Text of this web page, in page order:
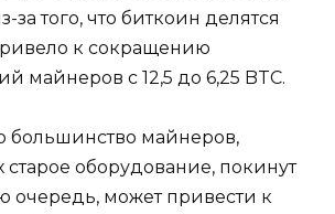
того, что биткоин делятся
к сокращению
майнеров с 12,5 до 6,25 BTC.
большинство майнеров,
оборудование, покинут
очередь, может привести к